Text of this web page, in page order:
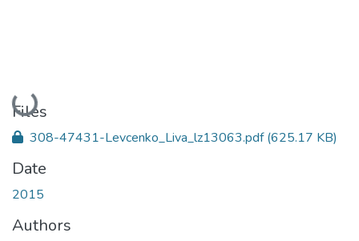
Loading...
Files
308-47431-Levcenko_Liva_lz13063.pdf(625.17 KB)
Date
2015
Authors